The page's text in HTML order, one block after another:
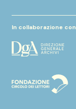
In collaborazione con